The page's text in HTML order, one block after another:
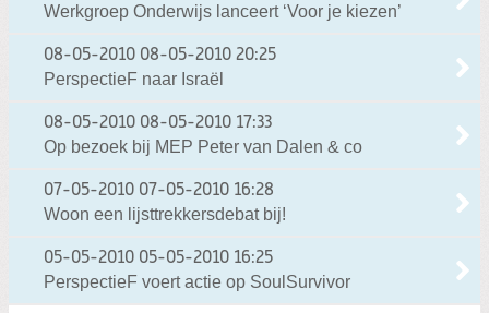
Werkgroep Onderwijs lanceert ‘Voor je kiezen’
08-05-2010 08-05-2010 20:25
PerspectieF naar Israël
08-05-2010 08-05-2010 17:33
Op bezoek bij MEP Peter van Dalen & co
07-05-2010 07-05-2010 16:28
Woon een lijsttrekkersdebat bij!
05-05-2010 05-05-2010 16:25
PerspectieF voert actie op SoulSurvivor